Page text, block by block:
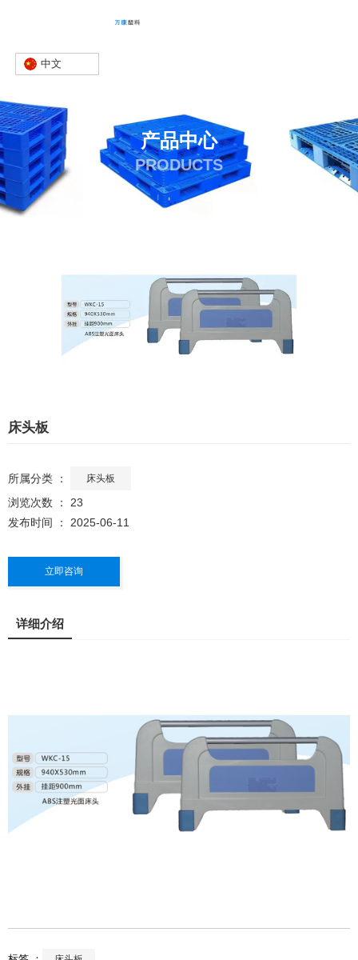
中文
产品中心
PRODUCTS
床头板
所属分类 ： 床头板
浏览次数 ： 23
发布时间 ： 2025-06-11
立即咨询
详细介绍